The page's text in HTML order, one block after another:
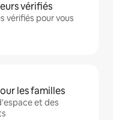
vérifiés
vérifiés pour vous
les familles
et des